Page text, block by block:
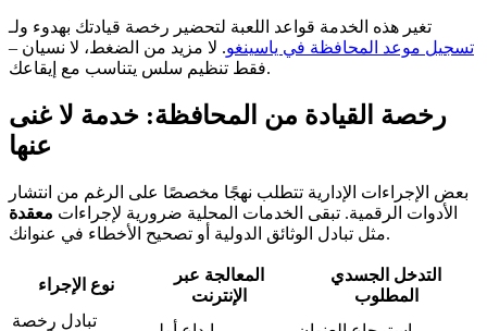
تغير هذه الخدمة قواعد اللعبة لتحضير رخصة قيادتك بهدوء ولـ
تسجيل موعد المحافظة في ياسينغو. لا مزيد من الضغط، لا نسيان –
فقط تنظيم سلس يتناسب مع إيقاعك.
رخصة القيادة من المحافظة: خدمة لا غنى
عنها
بعض الإجراءات الإدارية تتطلب نهجًا مخصصًا على الرغم من انتشار
الأدوات الرقمية. تبقى الخدمات المحلية ضرورية لإجراءات معقدة
مثل تبادل الوثائق الدولية أو تصحيح الأخطاء في عنوانك.
نوع الإجراء
المعالجة عبر
الإنترنت
التدخل الجسدي
المطلوب
تبادل رخصة